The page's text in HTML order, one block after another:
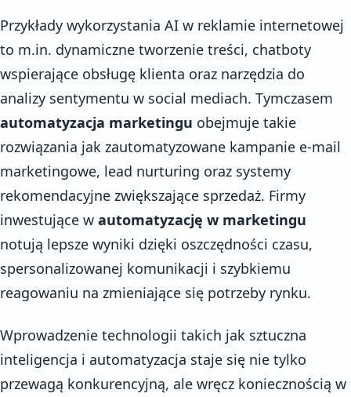
Przykłady wykorzystania AI w reklamie internetowej
to m.in. dynamiczne tworzenie treści, chatboty
wspierające obsługę klienta oraz narzędzia do
analizy sentymentu w social mediach. Tymczasem
automatyzacja marketingu obejmuje takie
rozwiązania jak zautomatyzowane kampanie e-mail
marketingowe, lead nurturing oraz systemy
rekomendacyjne zwiększające sprzedaż. Firmy
inwestujące w automatyzację w marketingu
notują lepsze wyniki dzięki oszczędności czasu,
spersonalizowanej komunikacji i szybkiemu
reagowaniu na zmieniające się potrzeby rynku.
Wprowadzenie technologii takich jak sztuczna
inteligencja i automatyzacja staje się nie tylko
przewagą konkurencyjną, ale wręcz koniecznością w